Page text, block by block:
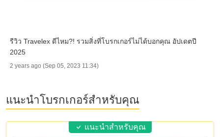
รีวิว Travelex ดีไหม?! รวมสิ่งที่โบรกเกอร์ไม่ได้บอกคุณ อัปเดตปี
2025
2 years ago (Sep 05, 2023 11:34)
แนะนำโบรกเกอร์สำหรับคุณ
แนะนำสำหรับคุณ